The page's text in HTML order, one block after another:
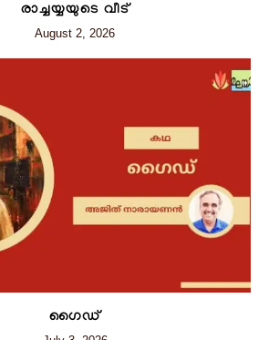
രാച്ചയ്യയുടെ വീട്
August 2, 2026
ഗൈഡ്